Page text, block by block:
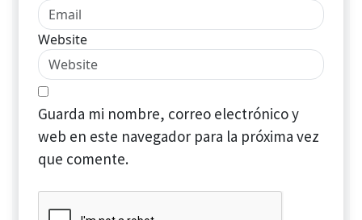
Website
Guarda mi nombre, correo electrónico y
web en este navegador para la próxima vez
que comente.